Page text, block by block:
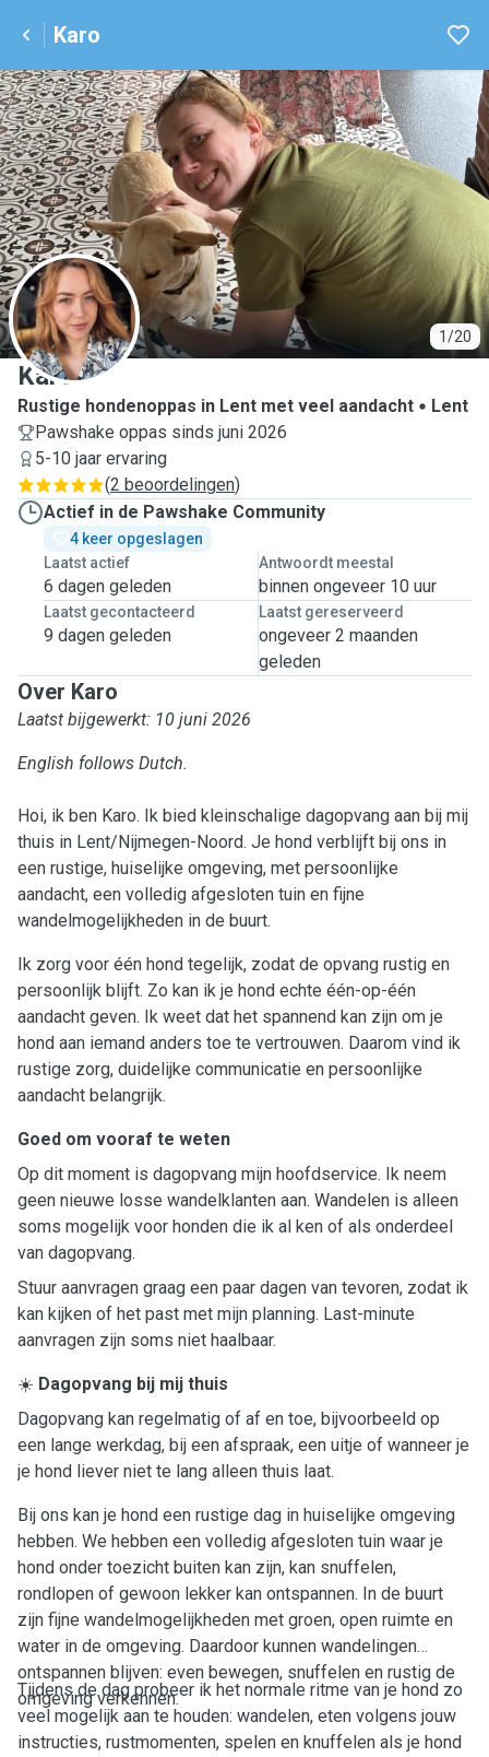
Karo
1/20
K
Karo
Rustige hondenoppas in Lent met veel aandacht
Lent
Pawshake oppas sinds juni 2026
5-10 jaar ervaring
(2 beoordelingen)
Actief in de Pawshake Community
4 keer opgeslagen
Laatst actief
6 dagen geleden
Antwoordt meestal
binnen ongeveer 10 uur
Laatst gecontacteerd
9 dagen geleden
Laatst gereserveerd
ongeveer 2 maanden
geleden
Over Karo
Laatst bijgewerkt: 10 juni 2026
English follows Dutch.
Hoi, ik ben Karo. Ik bied kleinschalige dagopvang aan bij mij
thuis in Lent/Nijmegen-Noord. Je hond verblijft bij ons in
een rustige, huiselijke omgeving, met persoonlijke
aandacht, een volledig afgesloten tuin en fijne
wandelmogelijkheden in de buurt.
Ik zorg voor één hond tegelijk, zodat de opvang rustig en
persoonlijk blijft. Zo kan ik je hond echte één-op-één
aandacht geven. Ik weet dat het spannend kan zijn om je
hond aan iemand anders toe te vertrouwen. Daarom vind ik
rustige zorg, duidelijke communicatie en persoonlijke
aandacht belangrijk.
Goed om vooraf te weten
Op dit moment is dagopvang mijn hoofdservice. Ik neem
geen nieuwe losse wandelklanten aan. Wandelen is alleen
soms mogelijk voor honden die ik al ken of als onderdeel
van dagopvang.
Stuur aanvragen graag een paar dagen van tevoren, zodat ik
kan kijken of het past met mijn planning. Last-minute
aanvragen zijn soms niet haalbaar.
☀️ Dagopvang bij mij thuis
Dagopvang kan regelmatig of af en toe, bijvoorbeeld op
een lange werkdag, bij een afspraak, een uitje of wanneer je
je hond liever niet te lang alleen thuis laat.
Bij ons kan je hond een rustige dag in huiselijke omgeving
hebben. We hebben een volledig afgesloten tuin waar je
hond onder toezicht buiten kan zijn, kan snuffelen,
rondlopen of gewoon lekker kan ontspannen. In de buurt
zijn fijne wandelmogelijkheden met groen, open ruimte en
water in de omgeving. Daardoor kunnen wandelingen
ontspannen blijven: even bewegen, snuffelen en rustig de
omgeving verkennen.
Tijdens de dag probeer ik het normale ritme van je hond zo
veel mogelijk aan te houden: wandelen, eten volgens jouw
instructies, rustmomenten, spelen en knuffelen als je hond